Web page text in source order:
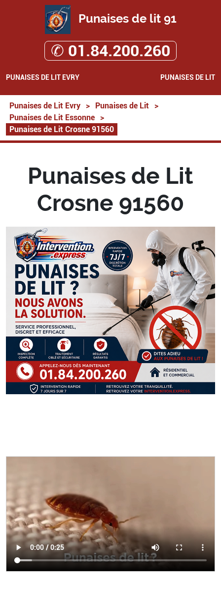
Punaises de lit 91
✆ 01.84.200.260
PUNAISES DE LIT EVRY PUNAISES DE LIT
Punaises de Lit Evry > Punaises de Lit
>
Punaises de Lit Essonne
>
Punaises de Lit Crosne 91560
Punaises de Lit
Crosne 91560